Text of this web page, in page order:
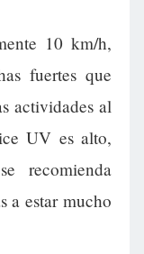
10 km/h,
fuertes que
actividades al
UV es alto,
recomienda
a estar mucho